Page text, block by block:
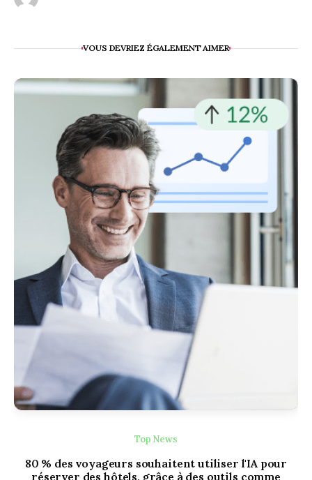
VOUS DEVRIEZ ÉGALEMENT AIMER
Top News
80 % des voyageurs souhaitent utiliser l'IA pour
réserver des hôtels, grâce à des outils comme